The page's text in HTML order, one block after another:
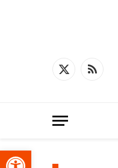
Obre la barra d'eines
X
RSS